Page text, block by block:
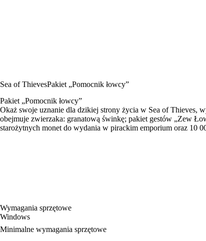
Sea of ThievesPakiet „Pomocnik łowcy”
Pakiet „Pomocnik łowcy”
Okaż swoje uznanie dla dzikiej strony życia w Sea of Thieves,
obejmuje zwierzaka: granatową świnkę; pakiet gestów „Zew
starożytnych monet do wydania w pirackim emporium oraz 10
Wymagania sprzętowe
Windows
Minimalne wymagania sprzętowe